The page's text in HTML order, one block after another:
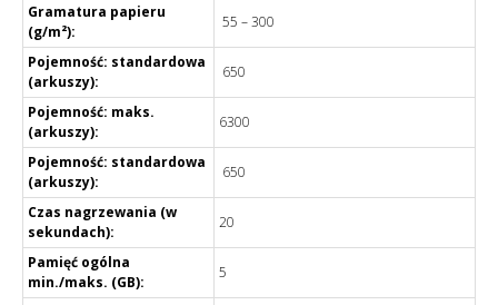
Gramatura papieru
(g/m²):
55 – 300
Pojemność: standardowa
(arkuszy):
650
Pojemność: maks.
(arkuszy):
6300
Pojemność: standardowa
(arkuszy):
650
Czas nagrzewania (w
sekundach):
20
Pamięć ogólna
min./maks. (GB):
5